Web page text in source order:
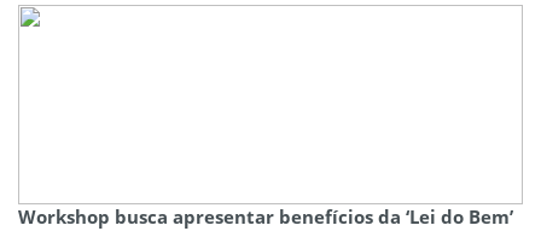
Workshop busca apresentar benefícios da ‘Lei do Bem’